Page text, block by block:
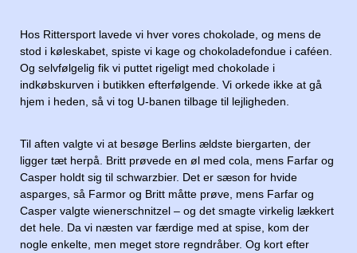
Hos Rittersport lavede vi hver vores chokolade, og mens de
stod i køleskabet, spiste vi kage og chokoladefondue i caféen.
Og selvfølgelig fik vi puttet rigeligt med chokolade i
indkøbskurven i butikken efterfølgende. Vi orkede ikke at gå
hjem i heden, så vi tog U-banen tilbage til lejligheden.
Til aften valgte vi at besøge Berlins ældste biergarten, der
ligger tæt herpå. Britt prøvede en øl med cola, mens Farfar og
Casper holdt sig til schwarzbier. Det er sæson for hvide
asparges, så Farmor og Britt måtte prøve, mens Farfar og
Casper valgte wienerschnitzel – og det smagte virkelig lækkert
det hele. Da vi næsten var færdige med at spise, kom der
nogle enkelte, men meget store regndråber. Og kort efter